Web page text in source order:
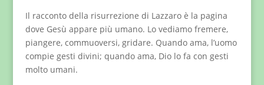
Il racconto della risurrezione di Lazzaro è la pagina
dove Gesù appare più umano. Lo vediamo fremere,
piangere, commuoversi, gridare. Quando ama, l’uomo
compie gesti divini; quando ama, Dio lo fa con gesti
molto umani.